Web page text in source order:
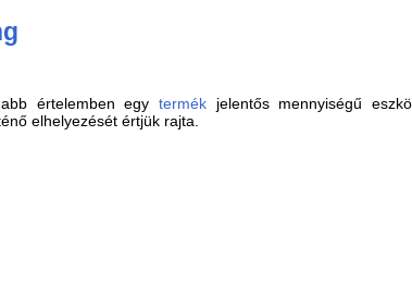
értelemben egy termék jelentős mennyiségű
elhelyezését értjük rajta.